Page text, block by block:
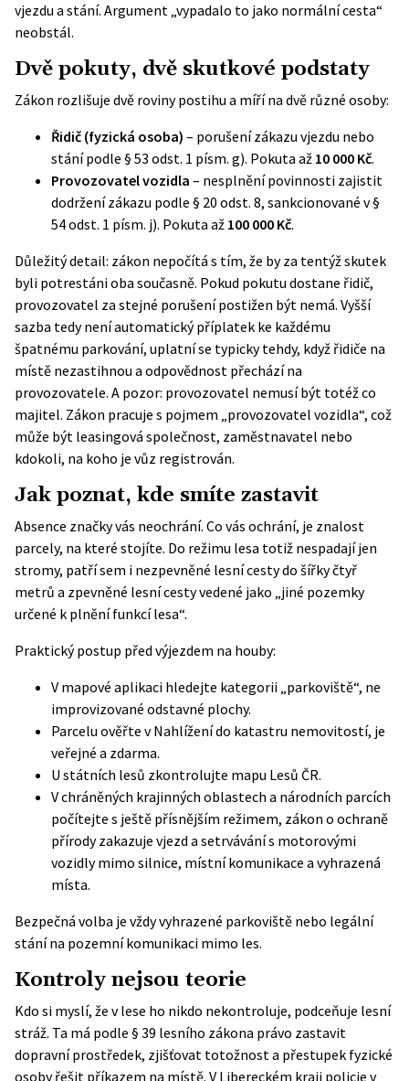
vjezdu a stání. Argument „vypadalo to jako normální cesta“
neobstál.
Dvě pokuty, dvě skutkové podstaty
Zákon rozlišuje dvě roviny postihu a míří na dvě různé osoby:
Řidič (fyzická osoba) – porušení zákazu vjezdu nebo
stání podle § 53 odst. 1 písm. g). Pokuta až 10 000 Kč.
Provozovatel vozidla – nesplnění povinnosti zajistit
dodržení zákazu podle § 20 odst. 8, sankcionované v §
54 odst. 1 písm. j). Pokuta až 100 000 Kč.
Důležitý detail: zákon nepočítá s tím, že by za tentýž skutek
byli potrestáni oba současně. Pokud pokutu dostane řidič,
provozovatel za stejné porušení postižen být nemá. Vyšší
sazba tedy není automatický příplatek ke každému
špatnému parkování, uplatní se typicky tehdy, když řidiče na
místě nezastihnou a odpovědnost přechází na
provozovatele. A pozor: provozovatel nemusí být totéž co
majitel. Zákon pracuje s pojmem „provozovatel vozidla“, což
může být leasingová společnost, zaměstnavatel nebo
kdokoli, na koho je vůz registrován.
Jak poznat, kde smíte zastavit
Absence značky vás neochrání. Co vás ochrání, je znalost
parcely, na které stojíte. Do režimu lesa totiž nespadají jen
stromy, patří sem i nezpevněné lesní cesty do šířky čtyř
metrů a zpevněné lesní cesty vedené jako „jiné pozemky
určené k plnění funkcí lesa“.
Praktický postup před výjezdem na houby:
V mapové aplikaci hledejte kategorii „parkoviště“, ne
improvizované odstavné plochy.
Parcelu ověřte vNahlížení do katastru nemovitostí, je
veřejné a zdarma.
U státních lesů zkontrolujte mapu Lesů ČR.
V chráněných krajinných oblastech a národních parcích
počítejte s ještě přísnějším režimem, zákon o ochraně
přírody zakazuje vjezd a setrvávání s motorovými
vozidly mimo silnice, místní komunikace a vyhrazená
místa.
Bezpečná volba je vždy vyhrazené parkoviště nebo legální
stání na pozemní komunikaci mimo les.
Kontroly nejsou teorie
Kdo si myslí, že v lese ho nikdo nekontroluje, podceňuje lesní
stráž. Ta má podle § 39 lesního zákona právo zastavit
dopravní prostředek, zjišťovat totožnost a přestupek fyzické
osoby řešit příkazem na místě. V Libereckém kraji policie v